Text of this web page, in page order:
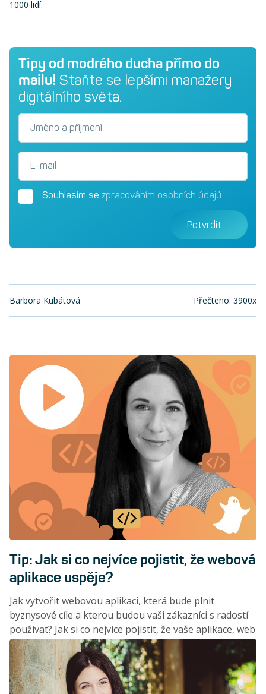
1000 lidí.
Tipy od modrého ducha přímo do
mailu! Staňte se lepšími manažery
digitálního světa.
Jméno a příjmení
E-mail
Souhlasím se zpracováním osobních údajů
Potvrdit
Barbora Kubátová Přečteno: 3900x
Tip: Jak si co nejvíce pojistit, že webová
aplikace uspěje?
Jak vytvořit webovou aplikaci, která bude plnit
byznysové cíle a kterou budou vaši zákazníci s radostí
používat? Jak si co nejvíce pojistit, že vaše aplikace, web
či e-shop budou mít úspěch? A jak získat náskok oproti
konkurenci díky naslouchání uživatelským potřebám?
Možnou cestu představuje Bára Kubátová,
teamleaderka kreativců BlueGhostu.